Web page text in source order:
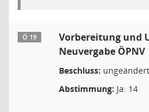
Ö 19
Vorbereitung und
Neuvergabe ÖPNV
Beschluss:
Abstimmung: Ja: 14